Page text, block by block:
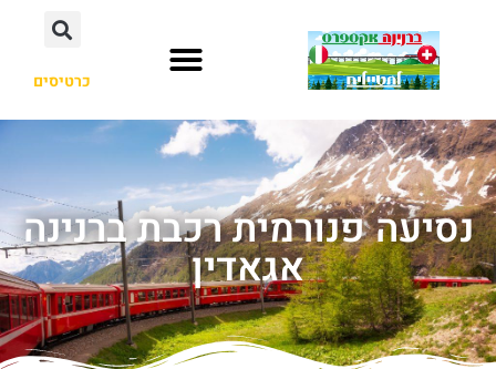
כרטיסים
נסיעה פנורמית רכבת ברנינה
אגאדין